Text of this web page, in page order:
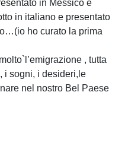
in Messico e
in italiano e presentato
ho curato la prima
, tutta
i sogni, i desideri,le
nel nostro Bel Paese